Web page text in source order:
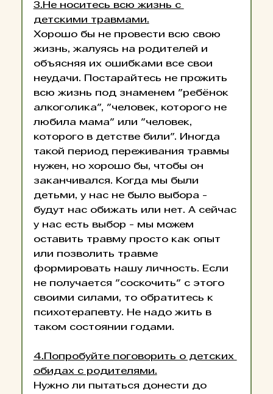
3.Не носитесь всю жизнь с
детскими травмами.
Хорошо бы не провести всю свою
жизнь, жалуясь на родителей и
объясняя их ошибками все свои
неудачи. Постарайтесь не прожить
всю жизнь под знаменем "ребёнок
алкоголика", "человек, которого не
любила мама" или "человек,
которого в детстве били". Иногда
такой период переживания травмы
нужен, но хорошо бы, чтобы он
заканчивался. Когда мы были
детьми, у нас не было выбора -
будут нас обижать или нет. А сейчас
у нас есть выбор - мы можем
оставить травму просто как опыт
или позволить травме
формировать нашу личность. Если
не получается "соскочить" с этого
своими силами, то обратитесь к
психотерапевту. Не надо жить в
таком состоянии годами.
4.Попробуйте поговорить о детских
обидах с родителями.
Нужно ли пытаться донести до